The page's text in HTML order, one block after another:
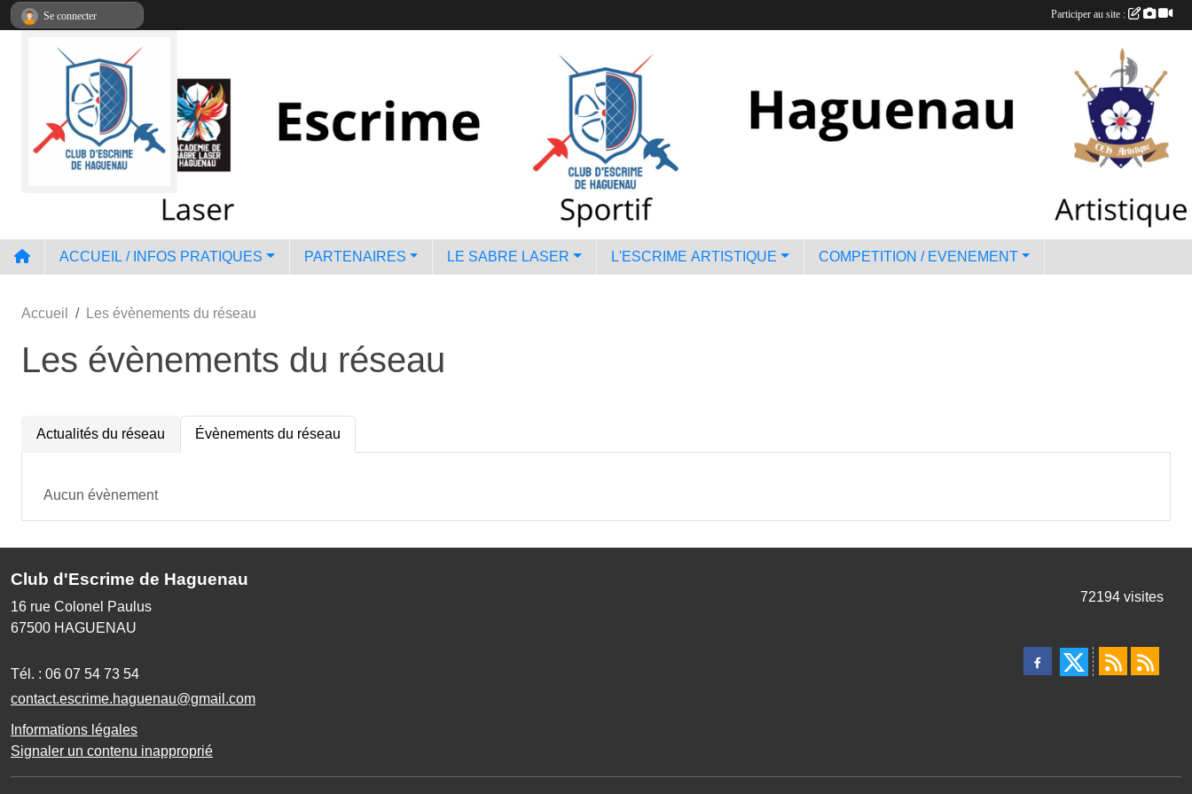
ACCUEIL / INFOS PRATIQUES PARTENAIRES LE SABRE LASER L'ESCRIME ARTISTIQUE COMPETITION / EVENEMENT
Accueil Les évènements du réseau
Les évènements du réseau
Actualités du réseau Évènements du réseau
Aucun évènement
Club d'Escrime de Haguenau
16 rue Colonel Paulus
67500 HAGUENAU
Tél. : 06 07 54 73 54
contact.escrime.haguenau@gmail.com
Informations légales
Signaler un contenu inapproprié
72194 visites
Se connecter Participer au site :
Panneau de gestion des cookies